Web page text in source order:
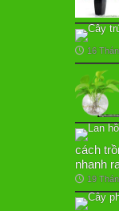
16
cách
nhanh
19